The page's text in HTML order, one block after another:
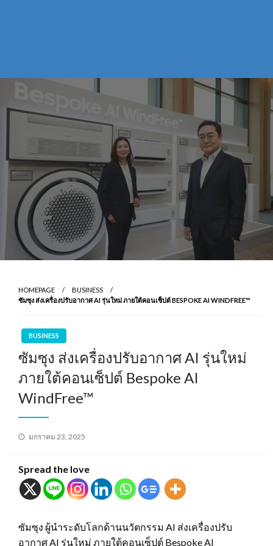
HOMEPAGE
BUSINESS
ซัมซุง ส่งเครื่องปรับอากาศ AI รุ่นใหม่ ภายใต้คอนเซ็ปต์ BESPOKE AI WINDFREE™
BUSINESS
ซัมซุง ส่งเครื่องปรับอากาศ AI รุ่นใหม่
ภายใต้คอนเซ็ปต์ Bespoke AI
WindFree™
Posted
มกราคม 23, 2025
Spread the love
ซัมซุง ผู้นำระดับโลกด้านนวัตกรรม AI ส่งเครื่องปรับ
อากาศ AI รุ่นใหม่ ภายใต้คอนเซ็ปต์ Bespoke AI